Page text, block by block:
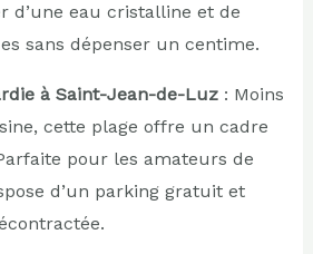
d’une eau cristalline et de
sans dépenser un centime.
à Saint-Jean-de-Luz: Moins
cette plage offre un cadre
pour les amateurs de
d’un parking gratuit et